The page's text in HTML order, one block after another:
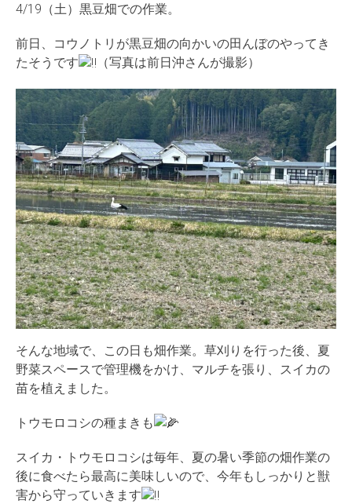
4/19（土）黒豆畑での作業。
前日、コウノトリが黒豆畑の向かいの田んぼのやってき
たそうです
（写真は前日沖さんが撮影）
そんな地域で、この日も畑作業。草刈りを行った後、夏
野菜スペースで管理機をかけ、マルチを張り、スイカの
苗を植えました。
トウモロコシの種まきも
スイカ・トウモロコシは毎年、夏の暑い季節の畑作業の
後に食べたら最高に美味しいので、今年もしっかりと獣
害から守っていきます